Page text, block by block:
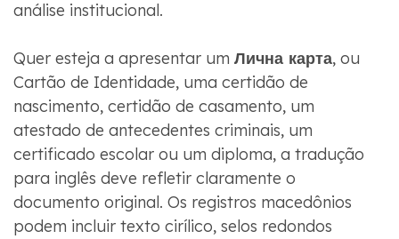
análise institucional.
Quer esteja a apresentar um Лична карта, ou
Cartão de Identidade, uma certidão de
nascimento, certidão de casamento, um
atestado de antecedentes criminais, um
certificado escolar ou um diploma, a tradução
para inglês deve refletir claramente o
documento original. Os registros macedônios
podem incluir texto cirílico, selos redondos